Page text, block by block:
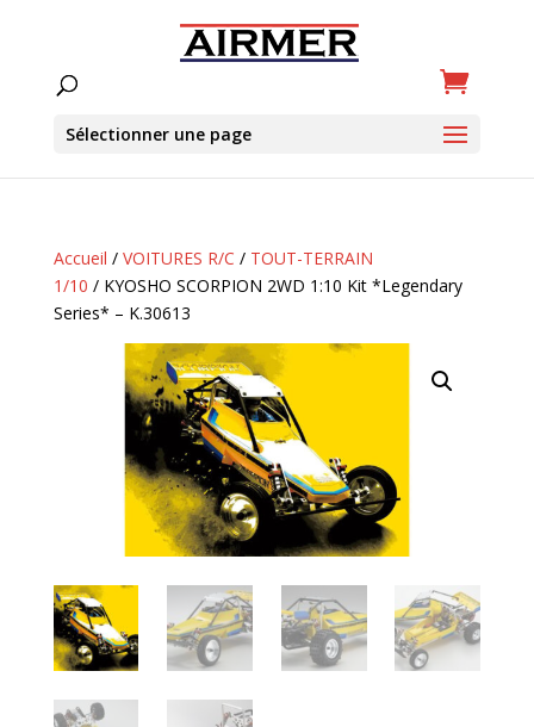
Sélectionner une page
Accueil / VOITURES R/C / TOUT-TERRAIN
1/10 / KYOSHO SCORPION 2WD 1:10 Kit *Legendary
Series* – K.30613